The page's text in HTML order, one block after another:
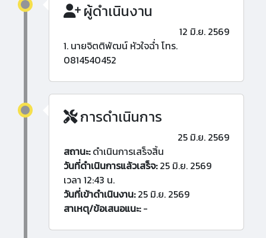
ผู้ดำเนินงาน
12 มิ.ย. 2569
1. นายจิตติพัฒน์ หัวใจฉ่ำ โทร.
0814540452
การดำเนินการ
25 มิ.ย. 2569
สถานะ:ดำเนินการเสร็จสิ้น
วันที่ดำเนินการแล้วเสร็จ:25 มิ.ย. 2569
เวลา 12:43 น.
วันที่เข้าดำเนินงาน:25 มิ.ย. 2569
สาเหตุ/ข้อเสนอแนะ:-